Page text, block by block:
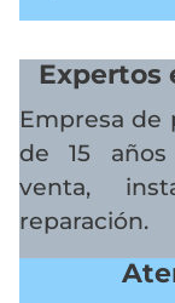
Expertos
Empresa de
de 15 años
venta,
reparación.